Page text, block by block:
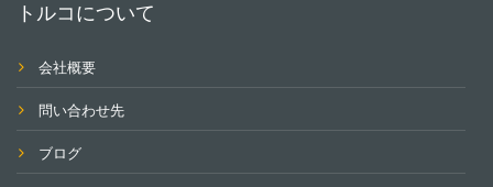
トルコについて
会社概要
問い合わせ先
ブログ